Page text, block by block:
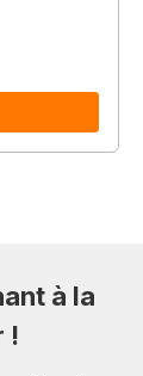
à la
!